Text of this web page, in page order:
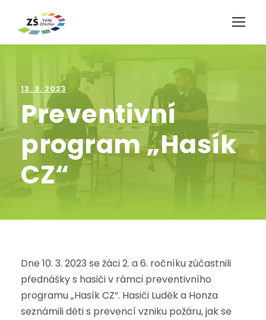
13. 3. 2023
Preventivní
program „Hasík
CZ“
Dne 10. 3. 2023 se žáci 2. a 6. ročníku zúčastnili
přednášky s hasiči v rámci preventivního
programu „Hasík CZ“. Hasiči Luděk a Honza
seznámili děti s prevencí vzniku požáru, jak se